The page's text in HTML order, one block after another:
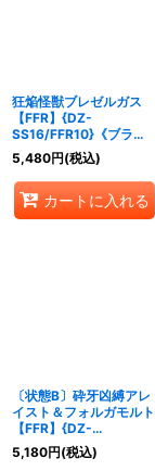
狂焔怪獣ブレゼルガス
【FFR】{DZ-
SS16/FFR10}《ブラン
トゲート》
5,480円(税込)
カートに入れる
〔状態B〕砕牙凶縛アレ
イスト＆フォルガモルト
【FFR】{DZ-
SS16/FFR20}《ドラゴ
ンエンパイア/ブラント
5,180円(税込)